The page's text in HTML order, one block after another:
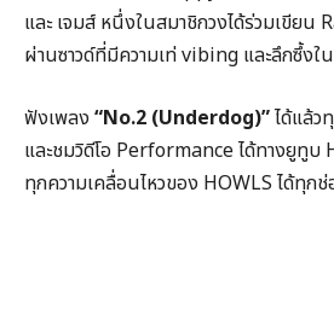
และ เจมส์ หนึ่งในสมาชิกวงได้ร่วมเขียน
ผ่านซาวด์ที่มีความเท่ vibing และลึกซึ้งใน
ฟังเพลง “No.2 (Underdog)”ได้แล้ว
และชมวิดีโอ Performance ได้ทางยูทูบ
ทุกความเคลื่อนไหวของ HOWLS ได้ทุก